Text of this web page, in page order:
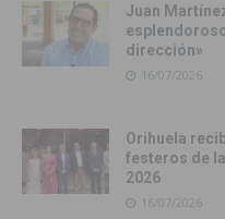
Juan
dirección»
16/07/2026
Orihuela
festeros de
2026
16/07/2026